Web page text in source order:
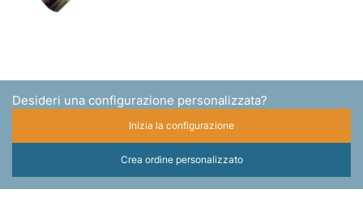
Desideri una configurazione personalizzata?
Inizia la configurazione
Crea ordine personalizzato